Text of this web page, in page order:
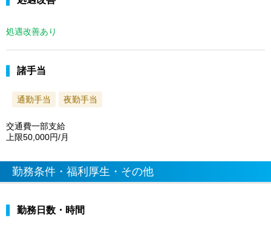
処遇改善あり
諸手当
通勤手当 夜勤手当
交通費一部支給
上限50,000円/月
勤務条件・福利厚生・その他
勤務日数・時間